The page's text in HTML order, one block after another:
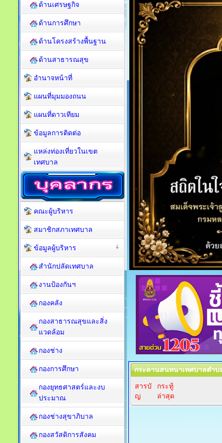
กระดานสนทนาเทศบาลตำ
สารบั
ญ
กระทู้
ล่าสุด
ด้านเศรษฐกิจ
ด้านการศึกษา
ด้านโครงสร้างพื้นฐาน
ด้านสาธารณสุข
อำนาจหน้าที่
แผนที่มุมมองถนน
แผนที่ดาวเทียม
ข้อมูลการติดต่อ
แหล่งท่องเที่ยวในเขต
เทศบาล
คณะผู้บริหาร
สมาชิกสภาเทศบาล
ข้อมูลผู้บริหาร
สำนักปลัดเทศบาล
งานป้องกันฯ
กองคลัง
กองสาธารณสุขและสิ่ง
แวดล้อม
กองช่าง
กองการศึกษา
กองยุทธศาสตร์และงบ
ประมาณ
กองช่างสุขาภิบาล
กองสวัสดิการสังคม